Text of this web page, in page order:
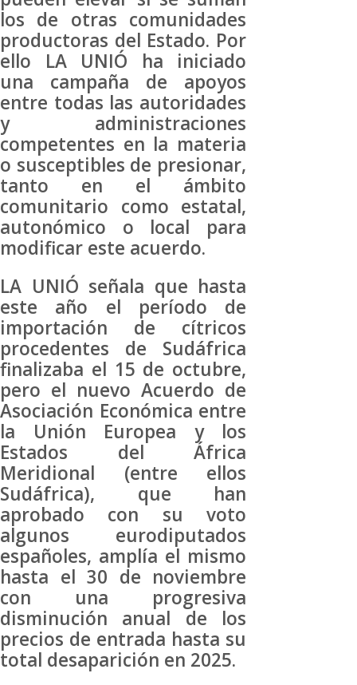
los de otras comunidades
productoras del Estado. Por
ello LA UNIÓ ha iniciado
una campaña de apoyos
entre todas las autoridades
y administraciones
competentes en la materia
o susceptibles de presionar,
tanto en el ámbito
comunitario como estatal,
autonómico o local para
modificar este acuerdo.
LA UNIÓ señala que hasta
este año el período de
importación de cítricos
procedentes de Sudáfrica
finalizaba el 15 de octubre,
pero el nuevo Acuerdo de
Asociación Económica entre
la Unión Europea y los
Estados del África
Meridional (entre ellos
Sudáfrica), que han
aprobado con su voto
algunos eurodiputados
españoles, amplía el mismo
hasta el 30 de noviembre
con una progresiva
disminución anual de los
precios de entrada hasta su
total desaparición en 2025.